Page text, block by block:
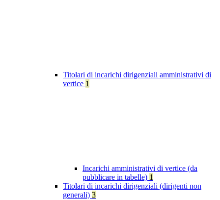
Titolari di incarichi dirigenziali amministrativi di
vertice 1
Incarichi amministrativi di vertice (da
pubblicare in tabelle) 1
Titolari di incarichi dirigenziali (dirigenti non
generali) 3